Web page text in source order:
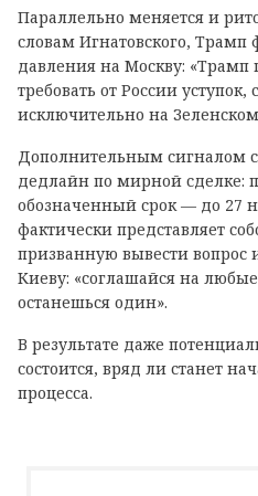
Параллельно меняется и
словам Игнатовского, Трамп
давления на Москву: «Трамп
требовать от России
исключительно на
Дополнительным сигналом
дедлайн по мирной сделке:
обозначенный срок — до 27
фактически представляет
призванную вывести вопрос
Киеву: «соглашайся на
останешься один».
В результате даже
состоится, вряд ли станет
процесса.